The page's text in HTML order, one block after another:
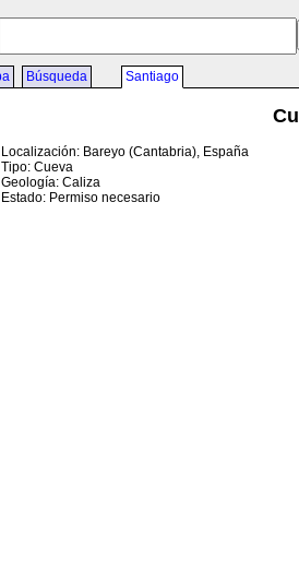
Búsqueda Santiago
Localización: Bareyo (Cantabria), España
Tipo: Cueva
Geología: Caliza
Estado: Permiso necesario